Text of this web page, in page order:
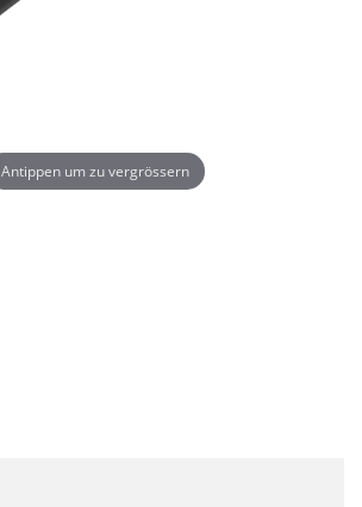
Antippen um zu vergrössern